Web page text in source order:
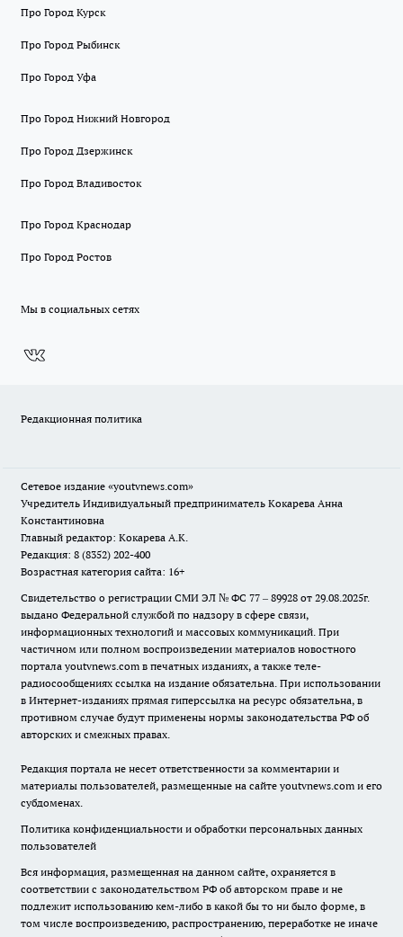
Про Город Курск
Про Город Рыбинск
Про Город Уфа
Про Город Нижний Новгород
Про Город Дзержинск
Про Город Владивосток
Про Город Краснодар
Про Город Ростов
Мы в социальных сетях
Редакционная политика
Сетевое издание «youtvnews.com»
Учредитель Индивидуальный предприниматель Кокарева Анна
Константиновна
Главный редактор: Кокарева А.К.
Редакция: 8 (8352) 202-400
Возрастная категория сайта: 16+
Свидетельство о регистрации СМИ ЭЛ № ФС 77 – 89928 от 29.08.2025г.
выдано Федеральной службой по надзору в сфере связи,
информационных технологий и массовых коммуникаций. При
частичном или полном воспроизведении материалов новостного
портала youtvnews.com в печатных изданиях, а также теле-
радиосообщениях ссылка на издание обязательна. При использовании
в Интернет-изданиях прямая гиперссылка на ресурс обязательна, в
противном случае будут применены нормы законодательства РФ об
авторских и смежных правах.
Редакция портала не несет ответственности за комментарии и
материалы пользователей, размещенные на сайте youtvnews.com и его
субдоменах.
Политика конфиденциальности и обработки персональных данных
пользователей
Вся информация, размещенная на данном сайте, охраняется в
соответствии с законодательством РФ об авторском праве и не
подлежит использованию кем-либо в какой бы то ни было форме, в
том числе воспроизведению, распространению, переработке не иначе